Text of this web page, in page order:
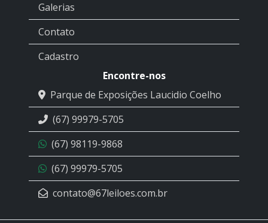
Galerias
Contato
Cadastro
Encontre-nos
Parque de Exposições Laucidio Coelho
(67) 99979-5705
(67) 98119-9868
(67) 99979-5705
contato@67leiloes.com.br